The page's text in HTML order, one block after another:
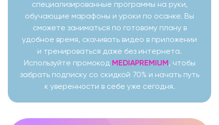
специализированные программы на руки,
обучающие марафоны и уроки по осанке. Вы
сможете заниматься по готовому плану в
удобное время, скачивать видео в приложении
и тренироваться даже без интернета.
Используйте промокод MEDIAPREMIUM , чтобы
забрать подписку со скидкой 70% и начать путь
к уверенности в себе уже сегодня.